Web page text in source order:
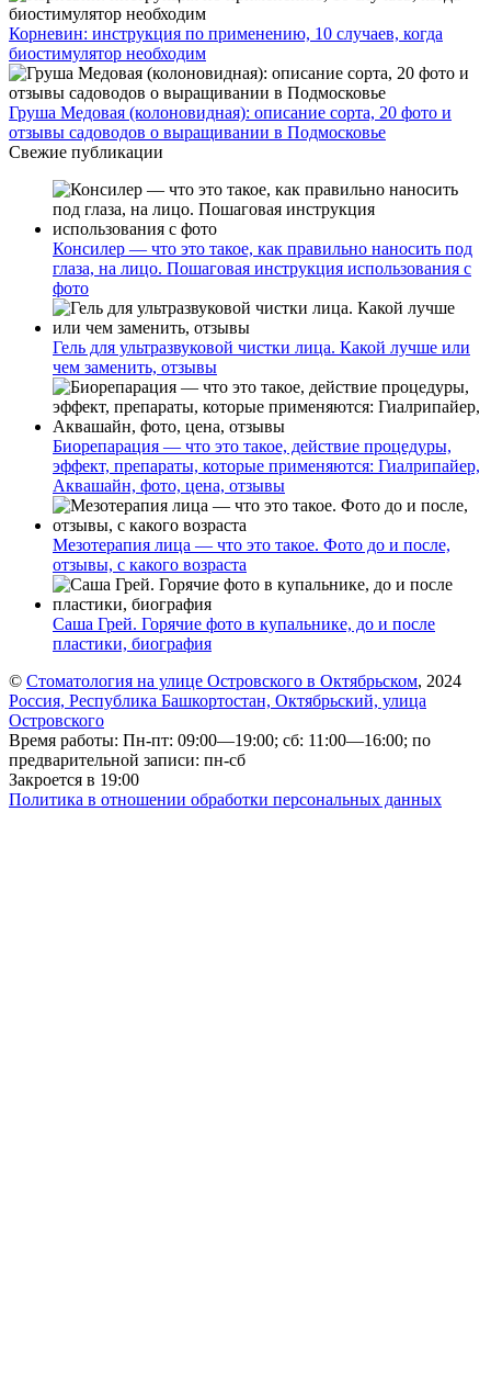
Корневин: инструкция по применению, 10 случаев, когда
биостимулятор необходим
Груша Медовая (колоновидная): описание сорта, 20 фото и
отзывы садоводов о выращивании в Подмосковье
Свежие публикации
Консилер — что это такое, как правильно наносить под
глаза, на лицо. Пошаговая инструкция использования с
фото
Гель для ультразвуковой чистки лица. Какой лучше или
чем заменить, отзывы
Биорепарация — что это такое, действие процедуры,
эффект, препараты, которые применяются: Гиалрипайер,
Аквашайн, фото, цена, отзывы
Мезотерапия лица — что это такое. Фото до и после,
отзывы, с какого возраста
Саша Грей. Горячие фото в купальнике, до и после
пластики, биография
© Стоматология на улице Островского в Октябрьском, 2024
Россия, Республика Башкортостан, Октябрьский, улица
Островского
Время работы: Пн-пт: 09:00—19:00; сб: 11:00—16:00; по
предварительной записи: пн-сб
Закроется в 19:00
Политика в отношении обработки персональных данных